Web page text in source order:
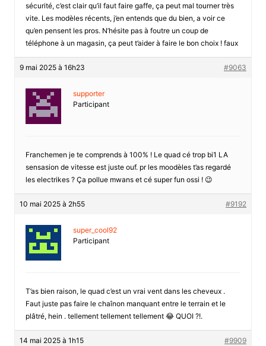
sécurité, c’est clair qu’il faut faire gaffe, ça peut mal tourner très
vite. Les modèles récents, j’en entends que du bien, a voir ce
qu’en pensent les pros. N’hésite pas à foutre un coup de
téléphone à un magasin, ça peut t’aider à faire le bon choix ! faux
9 mai 2025 à 16h23 #9063
supporter
Participant
Franchemen je te comprends à 100% ! Le quad cé trop bi1 LA
sensasion de vitesse est juste ouf. pr les moodèles t’as regardé
les electrikes ? Ça pollue mwans et cé super fun ossi ! 😉
10 mai 2025 à 2h55 #9192
super_cool92
Participant
T’as bien raison, le quad c’est un vrai vent dans les cheveux .
Faut juste pas faire le chaînon manquant entre le terrain et le
plâtré, hein . tellement tellement tellement 😂 QUOI ?!.
14 mai 2025 à 1h15 #9909